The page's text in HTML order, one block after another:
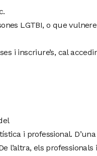
LGTBI, o que
i inscriure’s, cal
i professional.
l’altra, els